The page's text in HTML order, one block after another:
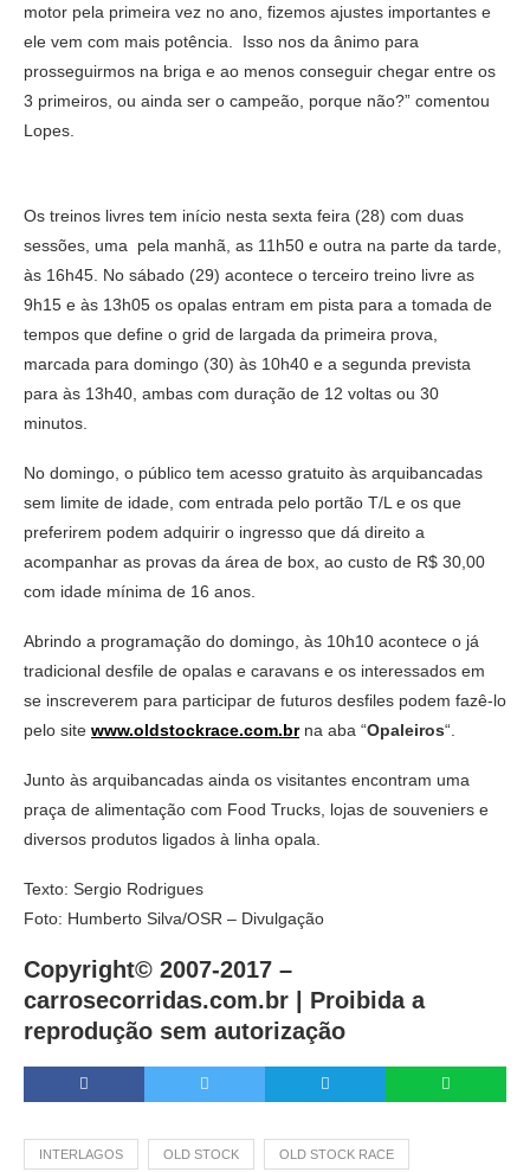
motor pela primeira vez no ano, fizemos ajustes importantes e
ele vem com mais potência. Isso nos da ânimo para
prosseguirmos na briga e ao menos conseguir chegar entre os
3 primeiros, ou ainda ser o campeão, porque não?” comentou
Lopes.
Os treinos livres tem início nesta sexta feira (28) com duas
sessões, uma pela manhã, as 11h50 e outra na parte da tarde,
às 16h45. No sábado (29) acontece o terceiro treino livre as
9h15 e às 13h05 os opalas entram em pista para a tomada de
tempos que define o grid de largada da primeira prova,
marcada para domingo (30) às 10h40 e a segunda prevista
para às 13h40, ambas com duração de 12 voltas ou 30
minutos.
No domingo, o público tem acesso gratuito às arquibancadas
sem limite de idade, com entrada pelo portão T/L e os que
preferirem podem adquirir o ingresso que dá direito a
acompanhar as provas da área de box, ao custo de R$ 30,00
com idade mínima de 16 anos.
Abrindo a programação do domingo, às 10h10 acontece o já
tradicional desfile de opalas e caravans e os interessados em
se inscreverem para participar de futuros desfiles podem fazê-lo
pelo site www.oldstockrace.com.brna aba “Opaleiros“.
Junto às arquibancadas ainda os visitantes encontram uma
praça de alimentação com Food Trucks, lojas de souveniers e
diversos produtos ligados à linha opala.
Texto: Sergio Rodrigues
Foto: Humberto Silva/OSR – Divulgação
Copyright© 2007-2017 –
carrosecorridas.com.br |
Proibida a
reprodução sem autorização
INTERLAGOS OLD STOCK OLD STOCK RACE